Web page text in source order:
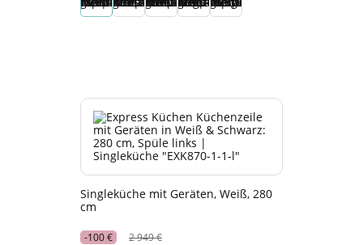
Singleküche mit Geräten, Weiß, 280
cm
-100 € 2 949 €